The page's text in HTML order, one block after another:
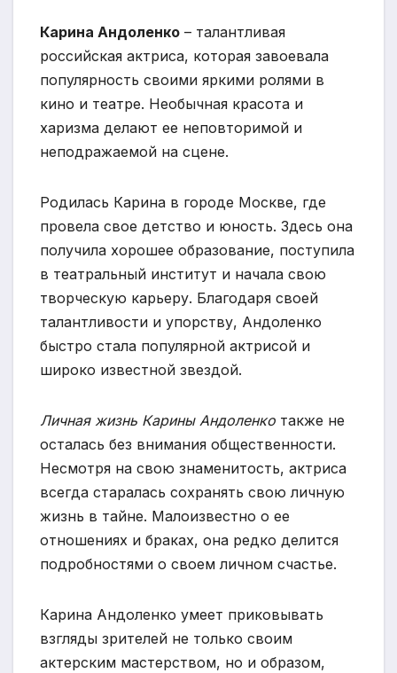
Карина Андоленко – талантливая
российская актриса, которая завоевала
популярность своими яркими ролями в
кино и театре. Необычная красота и
харизма делают ее неповторимой и
неподражаемой на сцене.
Родилась Карина в городе Москве, где
провела свое детство и юность. Здесь она
получила хорошее образование, поступила
в театральный институт и начала свою
творческую карьеру. Благодаря своей
талантливости и упорству, Андоленко
быстро стала популярной актрисой и
широко известной звездой.
Личная жизнь Карины Андоленко также не
осталась без внимания общественности.
Несмотря на свою знаменитость, актриса
всегда старалась сохранять свою личную
жизнь в тайне. Малоизвестно о ее
отношениях и браках, она редко делится
подробностями о своем личном счастье.
Карина Андоленко умеет приковывать
взгляды зрителей не только своим
актерским мастерством, но и образом,